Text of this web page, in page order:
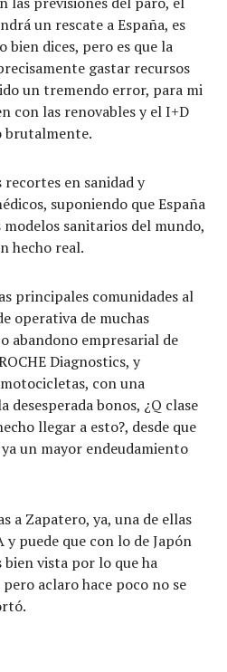
un rescate a España, es
bien dices, pero es que la
gastar recursos
un tremendo error, para mi
con las renovables y el I+D
brutalmente.
recortes en sanidad y
suponiendo que España
sanitarios del mundo,
hecho real.
principales comunidades al
operativa de muchas
abandono empresarial de
Diagnostics, y
con una
desesperada bonos, ¿Q clase
llegar a esto?, desde que
un mayor endeudamiento
a Zapatero, ya, una de ellas
puede que con lo de Japón
bien vista por lo que ha
aclaro hace poco no se